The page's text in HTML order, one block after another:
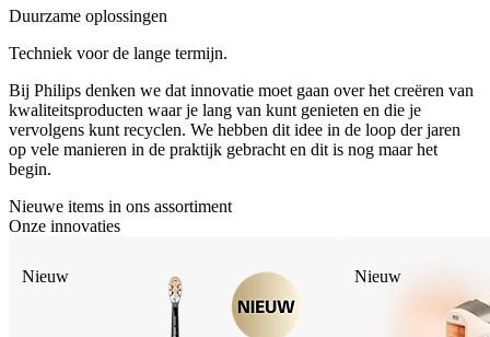
Duurzame oplossingen
Techniek voor de lange termijn.
Bij Philips denken we dat innovatie moet gaan over het creëren van
kwaliteitsproducten waar je lang van kunt genieten en die je
vervolgens kunt recyclen. We hebben dit idee in de loop der jaren
op vele manieren in de praktijk gebracht en dit is nog maar het
begin.
Nieuwe items in ons assortiment
Onze innovaties
Nieuw Nieuw